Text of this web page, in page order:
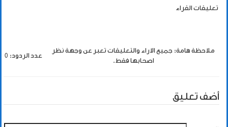
تعليقات القراء
ملاحظة هامة: جميع الاراء والتعليقات تعبر عن وجهة نظر
اصحابها فقط.
عدد الردود: 0
أضف تعليق